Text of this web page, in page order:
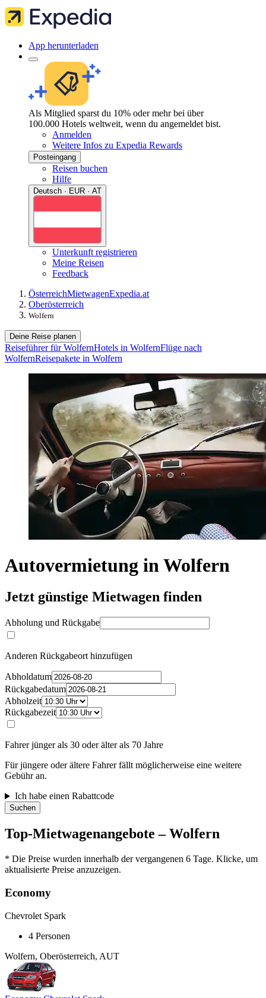
App herunterladen
Als Mitglied sparst du 10% oder mehr bei über
100.000 Hotels weltweit, wenn du angemeldet bist.
Anmelden
Weitere Infos zu Expedia Rewards
Posteingang
Reisen buchen
Hilfe
Deutsch · EUR · AT
Unterkunft registrieren
Meine Reisen
Feedback
ÖsterreichMietwagenExpedia.at
Oberösterreich
Wolfern
Deine Reise planen
Reiseführer für WolfernHotels in WolfernFlüge nach
WolfernReisepakete in Wolfern
Autovermietung in Wolfern
Jetzt günstige Mietwagen finden
Abholung und Rückgabe
Anderen Rückgabeort hinzufügen
Abholdatum
Rückgabedatum
Abholzeit
Rückgabezeit
Fahrer jünger als 30 oder älter als 70 Jahre
Für jüngere oder ältere Fahrer fällt möglicherweise eine weitere
Gebühr an.
Ich habe einen Rabattcode
Suchen
Top-Mietwagenangebote – Wolfern
* Die Preise wurden innerhalb der vergangenen 6 Tage. Klicke, um
aktualisierte Preise anzuzeigen.
Economy
Chevrolet Spark
4 Personen
Wolfern, Oberösterreich, AUT